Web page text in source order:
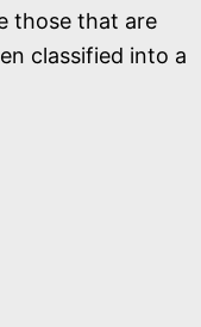
those that are
classified into a